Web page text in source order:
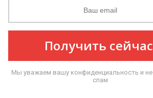
Получить
Мы уважаем вашу конфиденциальность и
спам